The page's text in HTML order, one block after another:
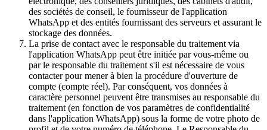
des sociétés de conseil, le fournisseur de l'application
WhatsApp et des entités fournissant des serveurs et assurant le
stockage des données.
La prise de contact avec le responsable du traitement via
l'application WhatsApp peut être initiée par vous-même ou
par le responsable du traitement s'il est nécessaire de vous
contacter pour mener à bien la procédure d'ouverture de
compte (compte réel). Par conséquent, vos données à
caractère personnel peuvent être transmises au responsable du
traitement (en fonction de vos paramètres de confidentialité
dans l'application WhatsApp) sous la forme de votre photo de